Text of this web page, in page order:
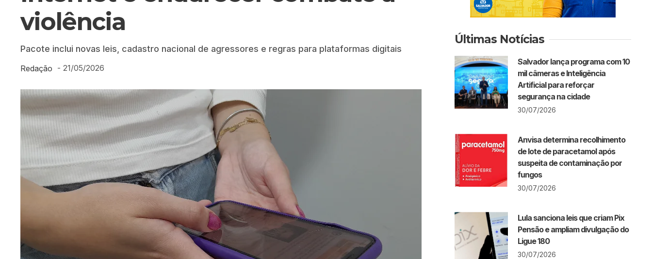
violência
Pacote inclui novas leis, cadastro nacional de agressores e regras para plataformas digitais
Redação - 21/05/2026
Últimas Notícias
Salvador lança programa com 10
mil câmeras e Inteligência
Artificial para reforçar
segurança na cidade
30/07/2026
Anvisa determina recolhimento
de lote de paracetamol após
suspeita de contaminação por
fungos
30/07/2026
Lula sanciona leis que criam Pix
Pensão e ampliam divulgação do
Ligue 180
30/07/2026